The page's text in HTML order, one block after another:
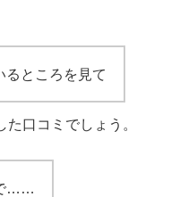
るところを見て
口コミでしょう。
……